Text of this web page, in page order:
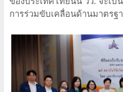
การร่วมขับเคลื่อนด้านมาตรฐ